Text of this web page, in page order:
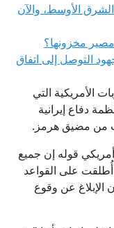
الشرق الأوسط، والآن
مخزونها؟
التوصل إلى اتفاق
الأمريكية التي
دفاع إيرانية
من مضيق هرمز.
قوله إن جميع
أُطلقت على القواعد
عن وقوع